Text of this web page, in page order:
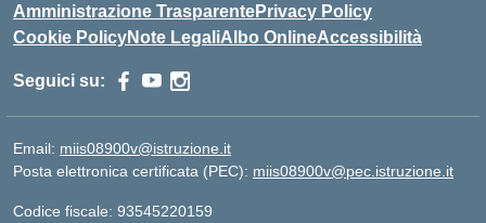
Amministrazione TrasparentePrivacy Policy
Cookie PolicyNote LegaliAlbo OnlineAccessibilità
Seguici su:
Email: miis08900v@istruzione.it
Posta elettronica certificata (PEC): miis08900v@pec.istruzione.it
Codice fiscale: 93545220159